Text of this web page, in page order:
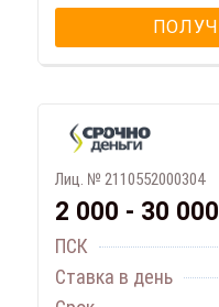
Лиц. № 2110552000304
2 000 - 30
ПСК
Ставка в день